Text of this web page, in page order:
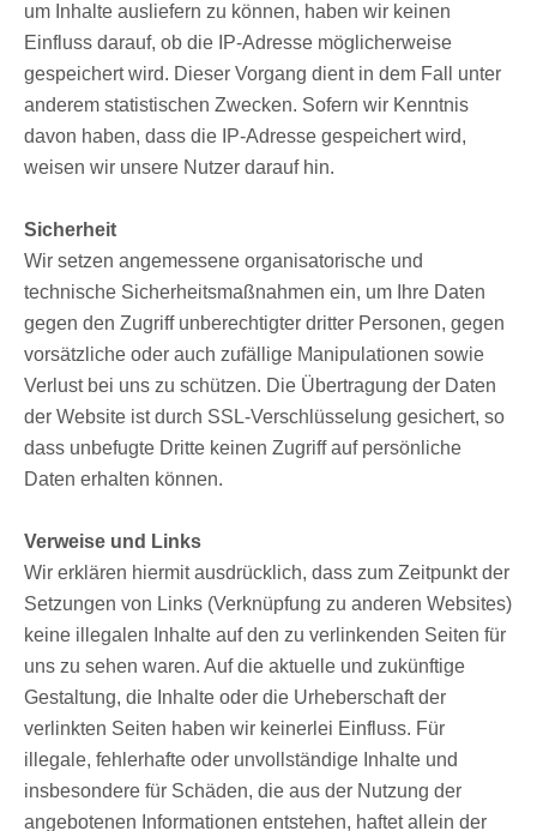
um Inhalte ausliefern zu können, haben wir keinen
Einfluss darauf, ob die IP-Adresse möglicherweise
gespeichert wird. Dieser Vorgang dient in dem Fall unter
anderem statistischen Zwecken. Sofern wir Kenntnis
davon haben, dass die IP-Adresse gespeichert wird,
weisen wir unsere Nutzer darauf hin.
Sicherheit
Wir setzen angemessene organisatorische und
technische Sicherheitsmaßnahmen ein, um Ihre Daten
gegen den Zugriff unberechtigter dritter Personen, gegen
vorsätzliche oder auch zufällige Manipulationen sowie
Verlust bei uns zu schützen. Die Übertragung der Daten
der Website ist durch SSL-Verschlüsselung gesichert, so
dass unbefugte Dritte keinen Zugriff auf persönliche
Daten erhalten können.
Verweise und Links
Wir erklären hiermit ausdrücklich, dass zum Zeitpunkt der
Setzungen von Links (Verknüpfung zu anderen Websites)
keine illegalen Inhalte auf den zu verlinkenden Seiten für
uns zu sehen waren. Auf die aktuelle und zukünftige
Gestaltung, die Inhalte oder die Urheberschaft der
verlinkten Seiten haben wir keinerlei Einfluss. Für
illegale, fehlerhafte oder unvollständige Inhalte und
insbesondere für Schäden, die aus der Nutzung der
angebotenen Informationen entstehen, haftet allein der